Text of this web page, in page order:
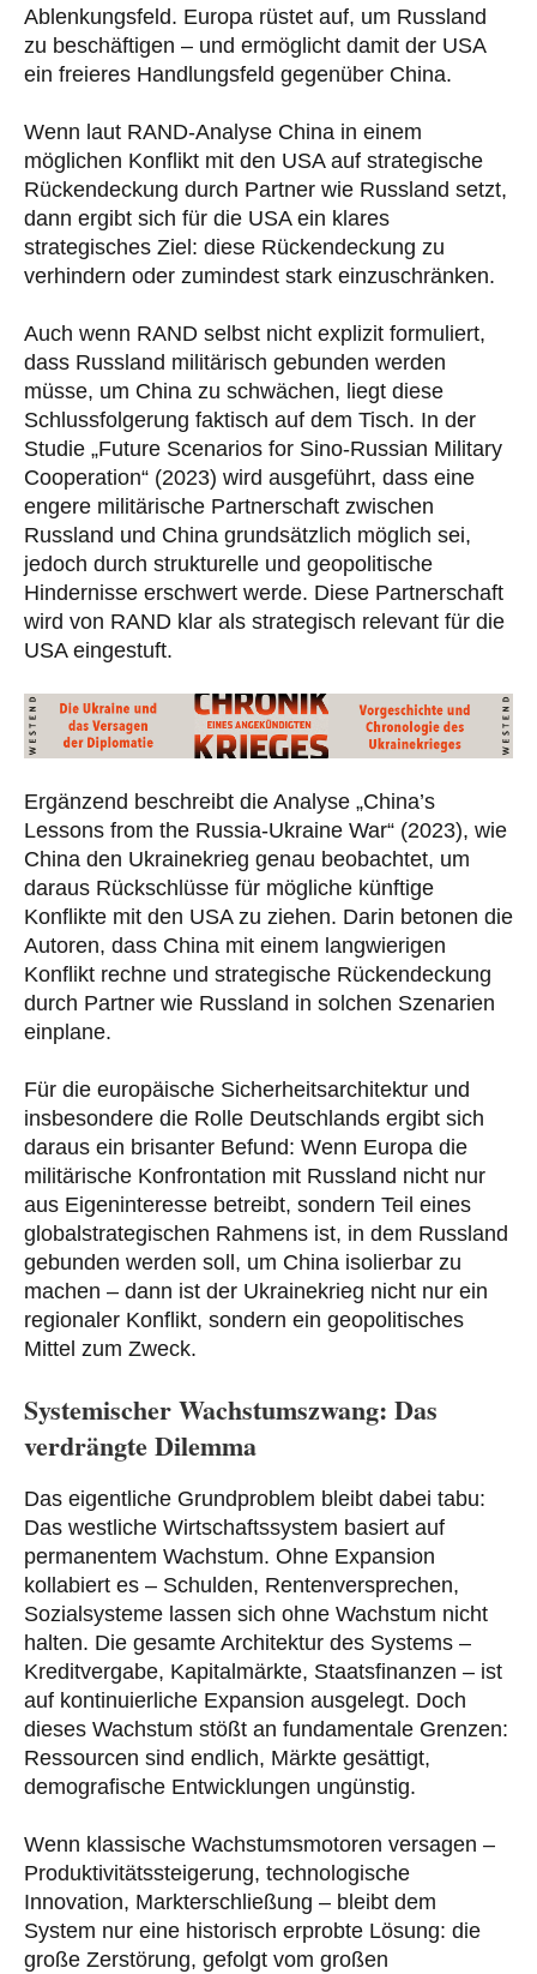
Ablenkungsfeld. Europa rüstet auf, um Russland
zu beschäftigen – und ermöglicht damit der USA
ein freieres Handlungsfeld gegenüber China.
Wenn laut RAND-Analyse China in einem
möglichen Konflikt mit den USA auf strategische
Rückendeckung durch Partner wie Russland setzt,
dann ergibt sich für die USA ein klares
strategisches Ziel: diese Rückendeckung zu
verhindern oder zumindest stark einzuschränken.
Auch wenn RAND selbst nicht explizit formuliert,
dass Russland militärisch gebunden werden
müsse, um China zu schwächen, liegt diese
Schlussfolgerung faktisch auf dem Tisch. In der
Studie „Future Scenarios for Sino-Russian Military
Cooperation“ (2023) wird ausgeführt, dass eine
engere militärische Partnerschaft zwischen
Russland und China grundsätzlich möglich sei,
jedoch durch strukturelle und geopolitische
Hindernisse erschwert werde. Diese Partnerschaft
wird von RAND klar als strategisch relevant für die
USA eingestuft.
Ergänzend beschreibt die Analyse „China’s
Lessons from the Russia-Ukraine War“ (2023), wie
China den Ukrainekrieg genau beobachtet, um
daraus Rückschlüsse für mögliche künftige
Konflikte mit den USA zu ziehen. Darin betonen die
Autoren, dass China mit einem langwierigen
Konflikt rechne und strategische Rückendeckung
durch Partner wie Russland in solchen Szenarien
einplane.
Für die europäische Sicherheitsarchitektur und
insbesondere die Rolle Deutschlands ergibt sich
daraus ein brisanter Befund: Wenn Europa die
militärische Konfrontation mit Russland nicht nur
aus Eigeninteresse betreibt, sondern Teil eines
globalstrategischen Rahmens ist, in dem Russland
gebunden werden soll, um China isolierbar zu
machen – dann ist der Ukrainekrieg nicht nur ein
regionaler Konflikt, sondern ein geopolitisches
Mittel zum Zweck.
Systemischer Wachstumszwang: Das
verdrängte Dilemma
Das eigentliche Grundproblem bleibt dabei tabu:
Das westliche Wirtschaftssystem basiert auf
permanentem Wachstum. Ohne Expansion
kollabiert es – Schulden, Rentenversprechen,
Sozialsysteme lassen sich ohne Wachstum nicht
halten. Die gesamte Architektur des Systems –
Kreditvergabe, Kapitalmärkte, Staatsfinanzen – ist
auf kontinuierliche Expansion ausgelegt. Doch
dieses Wachstum stößt an fundamentale Grenzen:
Ressourcen sind endlich, Märkte gesättigt,
demografische Entwicklungen ungünstig.
Wenn klassische Wachstumsmotoren versagen –
Produktivitätssteigerung, technologische
Innovation, Markterschließung – bleibt dem
System nur eine historisch erprobte Lösung: die
große Zerstörung, gefolgt vom großen